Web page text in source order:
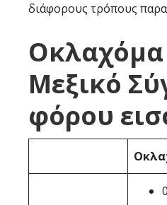
διάφορους τρόπους
Οκλαχόμα
Μεξικό
φόρου